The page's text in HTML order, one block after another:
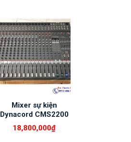
Mixer sự kiện
Dynacord CMS2200
18,800,000₫